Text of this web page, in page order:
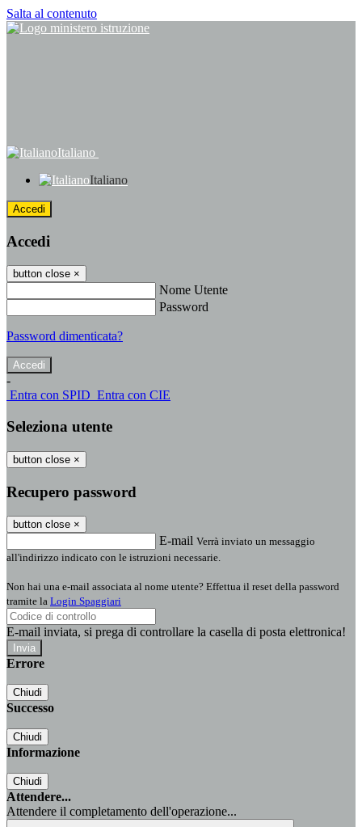
Salta al contenuto
Italiano
Italiano
Accedi
Accedi
button close ×
Nome Utente
Password
Password dimenticata?
-
Entra con SPID Entra con CIE
Seleziona utente
button close ×
Recupero password
button close ×
E-mail Verrà inviato un messaggio
all'indirizzo indicato con le istruzioni necessarie.
Non hai una e-mail associata al nome utente? Effettua il reset della password
tramite la Login Spaggiari
E-mail inviata, si prega di controllare la casella di posta elettronica!
Errore
Chiudi
Successo
Chiudi
Informazione
Chiudi
Attendere...
Attendere il completamento dell'operazione...